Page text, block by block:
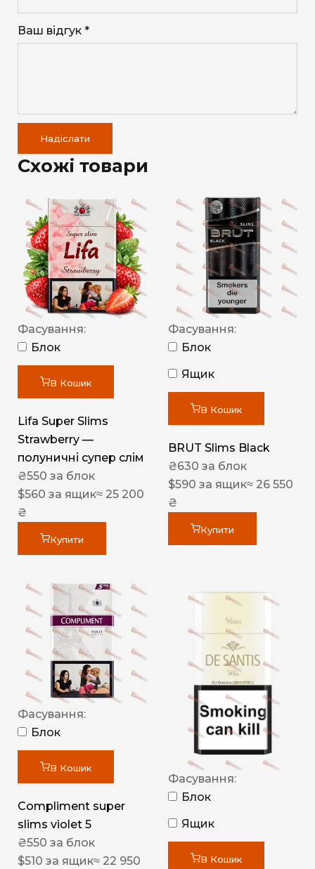
Ваш відгук *
Надіслати
Схожі товари
Фасування:
Блок
В Кошик
Lifa Super Slims
Strawberry —
полуничні супер слім
₴550 за блок
$560 за ящик≈ 25 200
₴
Купити
Фасування:
Блок
Ящик
В Кошик
BRUT Slims Black
₴630 за блок
$590 за ящик≈ 26 550
₴
Купити
Фасування:
Блок
В Кошик
Compliment super
slims violet 5
₴550 за блок
$510 за ящик≈ 22 950
Фасування:
Блок
Ящик
В Кошик